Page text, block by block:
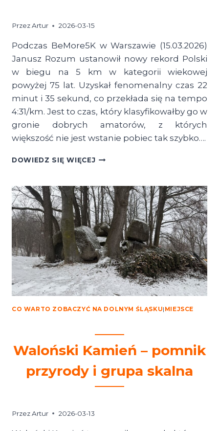
PrzezArtur 2026-03-15
Podczas BeMore5K w Warszawie (15.03.2026)
Janusz Rozum ustanowił nowy rekord Polski
w biegu na 5 km w kategorii wiekowej
powyżej 75 lat. Uzyskał fenomenalny czas 22
minut i 35 sekund, co przekłada się na tempo
4:31/km. Jest to czas, który klasyfikowałby go w
gronie dobrych amatorów, z których
większość nie jest wstanie pobiec tak szybko….
DOWIEDZ SIĘ WIĘCEJCIEKAWOSTKA:
USTANOWIŁ
REKORD
POLSKI
NA
5
KM
W
KATEGORII
M75
PODCZAS
BEMORE5K
CO WARTO ZOBACZYĆ NA DOLNYM ŚLĄSKU| MIEJSCE
Waloński Kamień – pomnik
przyrody i grupa skalna
PrzezArtur 2026-03-13